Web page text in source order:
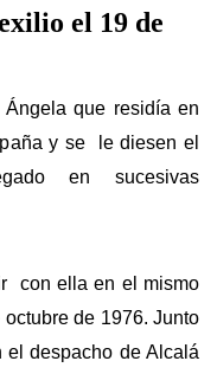
el 19 de
que residía en
y se le diesen el
en sucesivas
con ella en el mismo
de 1976. Junto
el despacho de Alcalá